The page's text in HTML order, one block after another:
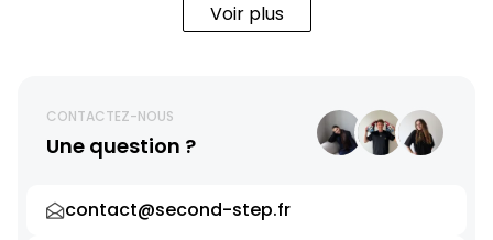
Voir plus
CONTACTEZ-NOUS
Une question ?
contact@second-step.fr